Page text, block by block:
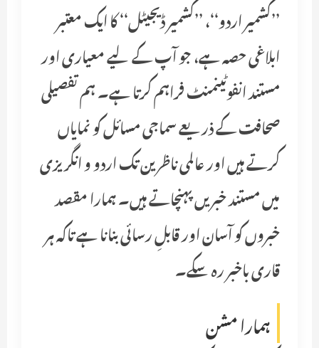
’’کشمیر اردو‘‘، ’’کشمیر ڈیجیٹل‘‘ کا ایک معتبر
ابلاغی حصہ ہے، جو آپ کے لیے معیاری اور
مستند انفوٹینمنٹ فراہم کرتا ہے۔ ہم تفصیلی
صحافت کے ذریعے سماجی مسائل کو نمایاں
کرتے ہیں اور عالمی ناظرین تک اردو و انگریزی
میں مستند خبریں پہنچاتے ہیں۔ ہمارا مقصد
خبروں کو آسان اور قابلِ رسائی بنانا ہے تاکہ ہر
قاری باخبر رہ سکے۔
ہمارا مشن